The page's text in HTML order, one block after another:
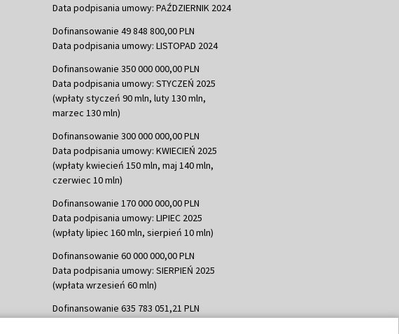
Data podpisania umowy: PAŹDZIERNIK 2024
Dofinansowanie 49 848 800,00 PLN
Data podpisania umowy: LISTOPAD 2024
Dofinansowanie 350 000 000,00 PLN
Data podpisania umowy: STYCZEŃ 2025
(wpłaty styczeń 90 mln, luty 130 mln,
marzec 130 mln)
Dofinansowanie 300 000 000,00 PLN
Data podpisania umowy: KWIECIEŃ 2025
(wpłaty kwiecień 150 mln, maj 140 mln,
czerwiec 10 mln)
Dofinansowanie 170 000 000,00 PLN
Data podpisania umowy: LIPIEC 2025
(wpłaty lipiec 160 mln, sierpień 10 mln)
Dofinansowanie 60 000 000,00 PLN
Data podpisania umowy: SIERPIEŃ 2025
(wpłata wrzesień 60 mln)
Dofinansowanie 635 783 051,21 PLN